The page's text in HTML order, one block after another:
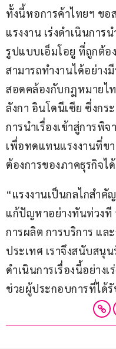
ทั้งนี้หอการค้าไทยฯ ขอ
แรงงาน เร่งดำเนินการ
รูปแบบเอ็มโอยู ที่ถูกต้อ
สามารถทำงานได้อย่า
สอดคล้องกับกฎหมายไ
ลังกา อินโดนีเซีย ซึ่งกร
การนำเรื่องเข้าสู่การพิ
เพื่อทดแทนแรงงานที่ข
ต้องการของภาคธุรกิจไ
“แรงงานเป็นกลไกสำคั
แก้ปัญหาอย่างทันท่วงที
การผลิต การบริการ แล
ประเทศ เราจึงสนับสนุ
ดำเนินการเรื่องนี้อย่าง
ช่วยผู้ประกอบการที่ได้